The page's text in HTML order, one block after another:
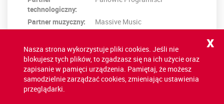
technologiczny:
Partner muzyczny: Massive Music
POWRÓT NA LISTĘ
x
Nasza strona wykorzystuje pliki cookies. Jeśli nie
blokujesz tych plików, to zgadzasz się na ich użycie oraz
zapisanie w pamięci urządzenia. Pamiętaj, że możesz
samodzielnie zarządzać cookies, zmieniając ustawienia
przeglądarki.